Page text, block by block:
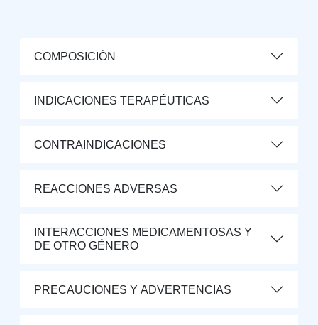
COMPOSICIÓN
INDICACIONES TERAPÉUTICAS
CONTRAINDICACIONES
REACCIONES ADVERSAS
INTERACCIONES MEDICAMENTOSAS Y
DE OTRO GÉNERO
PRECAUCIONES Y ADVERTENCIAS